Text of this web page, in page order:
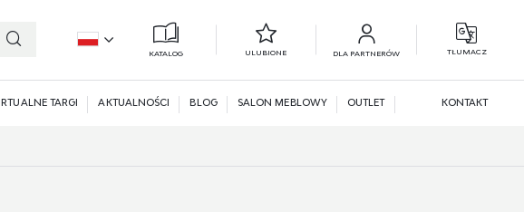
KATALOG ULUBIONE DLA PARTNERÓW TŁUMACZ
TARGI AKTUALNOŚCI BLOG SALON MEBLOWY OUTLET KONTAKT